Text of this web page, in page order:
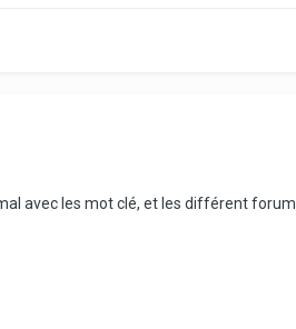
avec les mot clé, et les différent forum